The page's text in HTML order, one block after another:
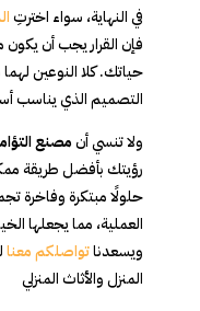
في النهاية، سواء اخترتِ
فإن القرار يجب أن
حياتك. كلا النوعين لهما
التصميم الذي يناسب
ولا تنسي أنمصنع
رؤيتك بأفضل طريقة
حلولًا مبتكرة وفاخرة
العملية، مما يجعلها
ويسعدناتواصلكم معنا
المنزل والأثاث المنزلي